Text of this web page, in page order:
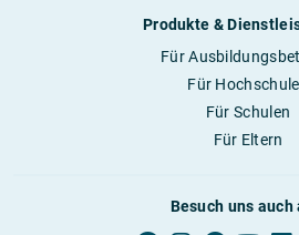
Produkte &
Für
Für
Für Schulen
Für Eltern
Besuch uns auch